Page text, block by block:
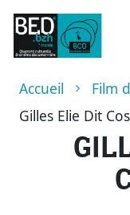
Skip to main content
Accueil
Film
Gilles Elie Dit